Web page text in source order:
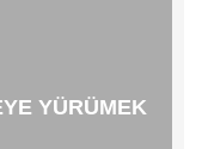
YÜRÜMEK